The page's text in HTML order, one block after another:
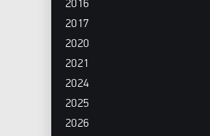
2016
2017
2020
2021
2024
2025
2026